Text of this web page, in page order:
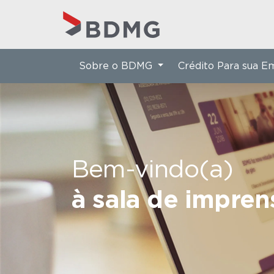
Bem-vindo(a)
à sala de
Sobre o BDMG Crédito Para sua